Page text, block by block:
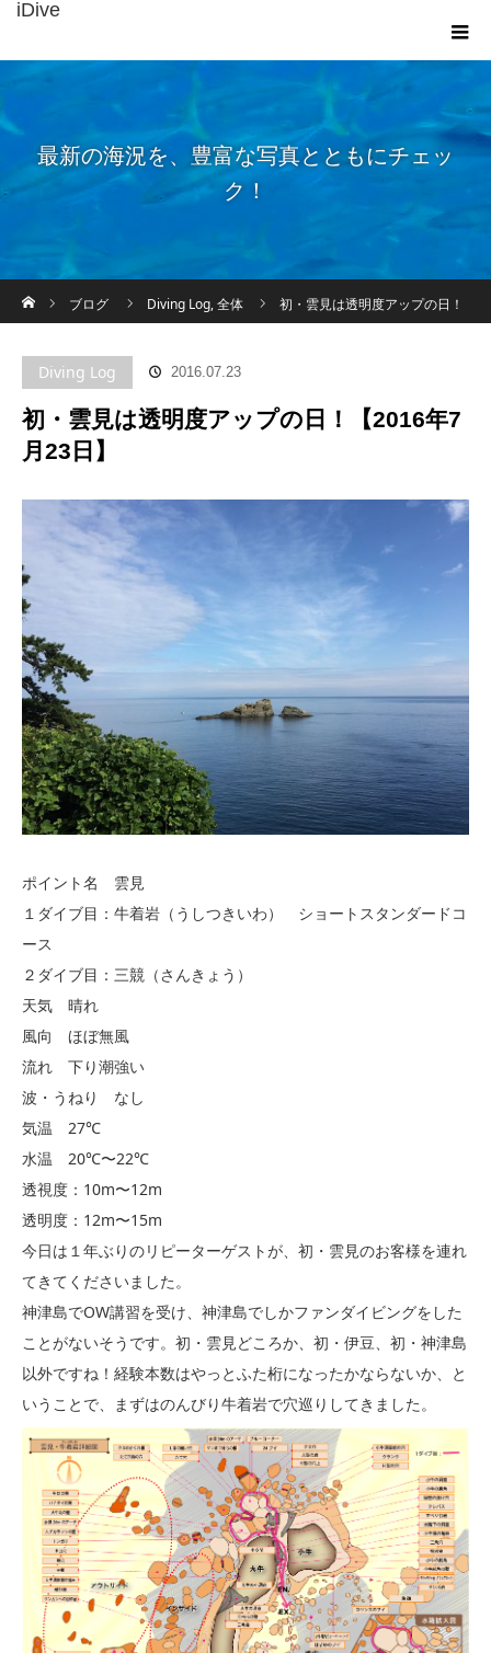
iDive
最新の海況を、豊富な写真とともにチェッ
ク！
ブログ
Diving Log,全体 初・雲見は透明度アップの日！
Diving Log 2016.07.23
初・雲見は透明度アップの日！【2016年7
月23日】
ポイント名 雲見
１ダイブ目：牛着岩（うしつきいわ） ショートスタンダードコ
ース
２ダイブ目：三競（さんきょう）
天気 晴れ
風向 ほぼ無風
流れ 下り潮強い
波・うねり なし
気温 27℃
水温 20℃〜22℃
透視度：10m〜12m
透明度：12m〜15m
今日は１年ぶりのリピーターゲストが、初・雲見のお客様を連れ
てきてくださいました。
神津島でOW講習を受け、神津島でしかファンダイビングをした
ことがないそうです。初・雲見どころか、初・伊豆、初・神津島
以外ですね！経験本数はやっとふた桁になったかならないか、と
いうことで、まずはのんびり牛着岩で穴巡りしてきました。